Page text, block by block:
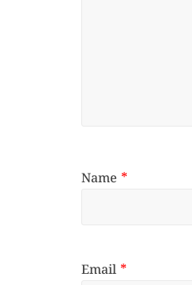
Name *
Email *